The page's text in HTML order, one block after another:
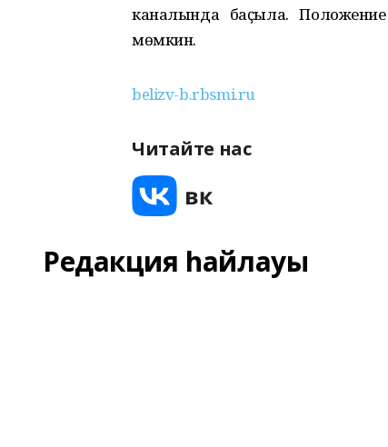
каналында баҫыла.
мөмкин.
belizv-b.rbsmi.ru
Читайте нас
Редакция һайлауы